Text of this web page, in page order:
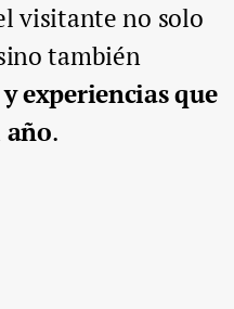
visitante no solo
también
experiencias que
año.